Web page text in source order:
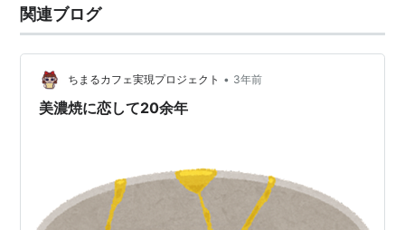
関連ブログ
ちまるカフェ実現プロジェクト • 3年前
美濃焼に恋して20余年